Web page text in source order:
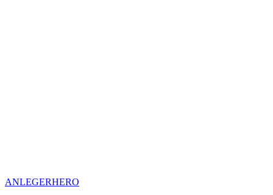
ANLEGERHERO